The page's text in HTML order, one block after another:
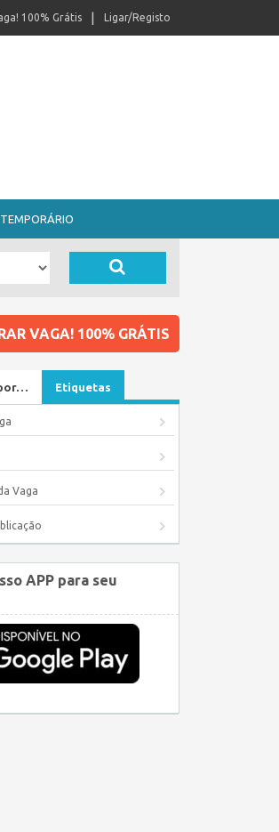
Ligar/Registo
100% Grátis
TEMPORÁRIO
VAGA! 100% GRÁTIS
Etiquetas
Vaga
APP para seu